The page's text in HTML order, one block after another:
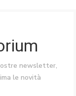
newsletter,
le novità